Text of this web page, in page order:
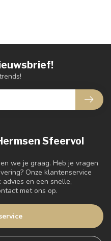
Sfeervol
we je graag. Heb je vragen
Onze klantenservice
en een snelle,
met ons op.